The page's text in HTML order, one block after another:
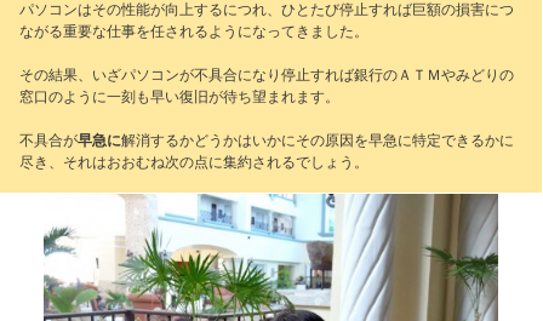
パソコンはその性能が向上するにつれ、ひとたび停止すれば巨額の損害につ
ながる重要な仕事を任されるようになってきました。
その結果、いざパソコンが不具合になり停止すれば銀行のＡＴＭやみどりの
窓口のように一刻も早い復旧が待ち望まれます。
不具合が早急に解消するかどうかはいかにその原因を早急に特定できるかに
尽き、それはおおむね次の点に集約されるでしょう。